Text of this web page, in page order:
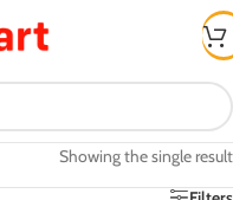
Showing the single result